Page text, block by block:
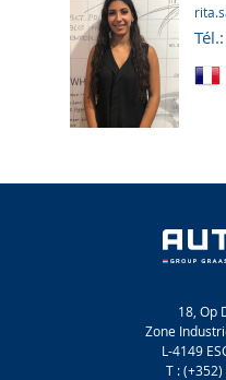
18, Op
Zone
L-4149
T :